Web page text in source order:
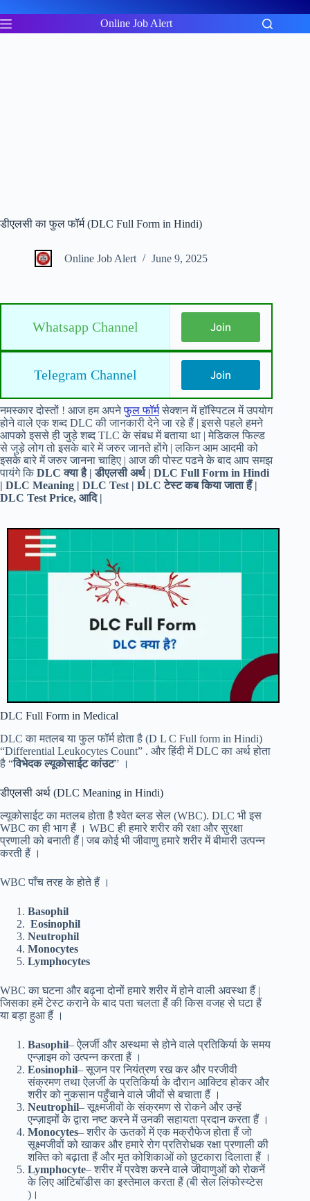
to
content
Online Job Alert
डीएलसी का फुल फॉर्म (DLC Full Form in Hindi)
Online Job Alert June 9, 2025
Whatsapp Channel Join
Telegram Channel Join
नमस्कार दोस्तों ! आज हम अपनेफुल फॉर्मसेक्शन में हॉस्पिटल में उपयोग
होने वाले एक शब्द DLC की जानकारी देने जा रहे हैं | इससे पहले हमने
आपको इससे ही जुड़े शब्द TLC के संबध में बताया था | मेडिकल फिल्ड
से जुड़े लोग तो इसके बारे में जरुर जानते होंगे | लकिन आम आदमी को
इसके बारे में जरुर जानना चाहिए | आज की पोस्ट पढने के बाद आप समझ
पायंगे कि DLC क्या है | डीएलसी अर्थ | DLC Full Form in Hindi
| DLC Meaning | DLC Test | DLC टेस्ट कब किया जाता हैं |
DLC Test Price, आदि |
DLC Full Form in Medical
DLC का मतलब या फुल फॉर्म होता है (D L C Full form in Hindi)
“Differential Leukocytes Count” . और हिंदी में DLC का अर्थ होता
है “विभेदक ल्यूकोसाईट कांउट” ।
डीएलसी अर्थ (DLC Meaning in Hindi)
ल्यूकोसाईट का मतलब होता है श्वेत ब्लड सेल (WBC). DLC भी इस
WBC का ही भाग हैं । WBC ही हमारे शरीर की रक्षा और सुरक्षा
प्रणाली को बनाती हैं | जब कोई भी जीवाणु हमारे शरीर में बीमारी उत्पन्न
करती हैं ।
WBC पाँच तरह के होते हैं ।
Basophil
Eosinophil
Neutrophil
Monocytes
Lymphocytes
WBC का घटना और बढ़ना दोनों हमारे शरीर में होने वाली अवस्था हैं |
जिसका हमें टेस्ट कराने के बाद पता चलता हैं की किस वजह से घटा हैं
या बड़ा हुआ हैं ।
Basophil– ऐलर्जी और अस्थमा से होने वाले प्रतिकिर्या के समय
एन्ज़ाइम को उत्पन्न करता हैं ।
Eosinophil– सूजन पर नियंत्रण रख कर और परजीवी
संक्रमण तथा ऐलर्जी के प्रतिकिर्या के दौरान आक्टिव होकर और
शरीर को नुकसान पहुँचाने वाले जीवों से बचाता हैं ।
Neutrophil– सूक्ष्मजीवों के संक्रमण से रोकने और उन्हें
एन्ज़ाइमों के द्वारा नष्ट करने में उनकी सहायता प्रदान करता हैं ।
Monocytes– शरीर के ऊतकों में एक मक्रौफेज होता हैं जो
सूक्ष्मजीवों को खाकर और हमारे रोग प्रतिरोधक रक्षा प्रणाली की
शक्ति को बढ़ाता हैं और मृत कोशिकाओं को छुटकारा दिलाता हैं ।
Lymphocyte– शरीर में प्रवेश करने वाले जीवाणुओं को रोकनें
के लिए आंटिबॉडीस का इस्तेमाल करता हैं (बी सेल लिंफोस्य्टेस
)।